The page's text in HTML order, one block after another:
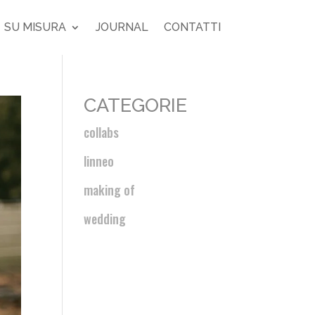
SU MISURA JOURNAL CONTATTI
CATEGORIE
collabs
linneo
making of
wedding